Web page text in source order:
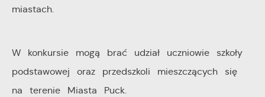
miastach.
W konkursie mogą brać udział uczniowie szkoły
podstawowej oraz przedszkoli mieszczących się
na terenie Miasta Puck.
upodobań oraz Twoich zwyczajów dotyczących
firm będących naszymi partnerami oraz innych
dostawców usług. Firmy te działają w charakterze
pośredników prezentujących nasze treści w postaci